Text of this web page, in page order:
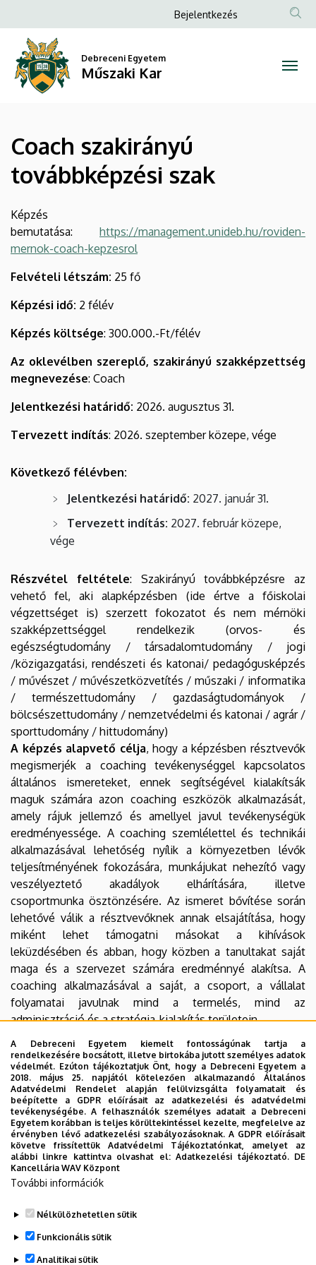
szakirányú
továbbképzési
szak
Műszaki
Kar
a
tartalomra
Anonim
Bejelentkezés
Debreceni Egyetem
Műszaki Kar
Coach szakirányú
továbbképzési szak
Képzés
bemutatása: https://management.unideb.hu/roviden-
mernok-coach-kepzesrol
Felvételi létszám: 25 fő
Képzési idő: 2 félév
Képzés költsége: 300.000.-Ft/félév
Az oklevélben szereplő, szakirányú szakképzettség
megnevezése: Coach
Jelentkezési határidő: 2026. augusztus 31.
Tervezett indítás: 2026. szeptember közepe, vége
Következő félévben:
Jelentkezési határidő: 2027. január 31.
Tervezett indítás: 2027. február közepe,
vége
Részvétel feltétele: Szakirányú továbbképzésre az
vehető fel, aki alapképzésben (ide értve a főiskolai
végzettséget is) szerzett fokozatot és nem mérnöki
szakképzettséggel rendelkezik (orvos- és
egészségtudomány / társadalomtudomány / jogi
/közigazgatási, rendészeti és katonai/ pedagógusképzés
/ művészet / művészetközvetítés / műszaki / informatika
/ természettudomány / gazdaságtudományok /
bölcsészettudomány / nemzetvédelmi és katonai / agrár /
sporttudomány / hittudomány)
A képzés alapvető célja, hogy a képzésben résztvevők
megismerjék a coaching tevékenységgel kapcsolatos
általános ismereteket, ennek segítségével kialakítsák
maguk számára azon coaching eszközök alkalmazását,
amely rájuk jellemző és amellyel javul tevékenységük
eredményessége. A coaching szemlélettel és technikái
alkalmazásával lehetőség nyílik a környezetben lévők
teljesítményének fokozására, munkájukat nehezítő vagy
veszélyeztető akadályok elhárítására, illetve
csoportmunka ösztönzésére. Az ismeret bővítése során
lehetővé válik a résztvevőknek annak elsajátítása, hogy
miként lehet támogatni másokat a kihívások
leküzdésében és abban, hogy közben a tanultakat saját
maga és a szervezet számára eredménnyé alakítsa. A
coaching alkalmazásával a saját, a csoport, a vállalat
folyamatai javulnak mind a termelés, mind az
adminisztráció és a stratégia-kialakítás területein.
Kapcsolattartó/szakfelelős:
Dr. Matkó Andrea Emese
Cím: 4028 Debrecen, Ótemető u. 2-4.
Tel/fax: +36 52 415 155 / 77826, +36 52 418 643
e-mail
Jelentkezés: az alábbi űrlap kitöltésével:
űrlap - Szakirányú továbbképzések (Őszi félév)
Legutóbbi frissítés: 2026. 07. 29. 14:28
A Debreceni Egyetem kiemelt fontosságúnak tartja a
rendelkezésére bocsátott, illetve birtokába jutott személyes adatok
védelmét. Ezúton tájékoztatjuk Önt, hogy a Debreceni Egyetem a
2018. május 25. napjától kötelezően alkalmazandó Általános
Adatvédelmi Rendelet alapján felülvizsgálta folyamatait és
beépítette a GDPR előírásait az adatkezelési és adatvédelmi
tevékenységébe. A felhasználók személyes adatait a Debreceni
Egyetem korábban is teljes körültekintéssel kezelte, megfelelve az
érvényben lévő adatkezelési szabályozásoknak. A GDPR előírásait
követve frissítettük Adatvédelmi Tájékoztatónkat, amelyet az
alábbi linkre kattintva olvashat el:Adatkezelési tájékoztató. DE
Kancellária WAV Központ
További információk
Nélkülözhetetlen sütik
Funkcionális sütik
Analitikai sütik